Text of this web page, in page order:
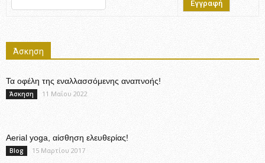
Άσκηση
Τα οφέλη της εναλλασσόμενης αναπνοής!
Άσκηση 11 Μαΐου 2022
Aerial yoga, αίσθηση ελευθερίας!
Blog 15 Μαρτίου 2017